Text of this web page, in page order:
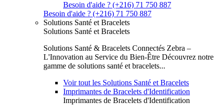
Besoin d'aide ? (+216) 71 750 887
Besoin d'aide ? (+216) 71 750 887
Solutions Santé et Bracelets
Solutions Santé et Bracelets
Solutions Santé & Bracelets Connectés Zebra –
L'Innovation au Service du Bien-Être Découvrez notre
gamme de solutions santé et bracelets...
Voir tout les Solutions Santé et Bracelets
Imprimantes de Bracelets d'Identification
Imprimantes de Bracelets d'Identification